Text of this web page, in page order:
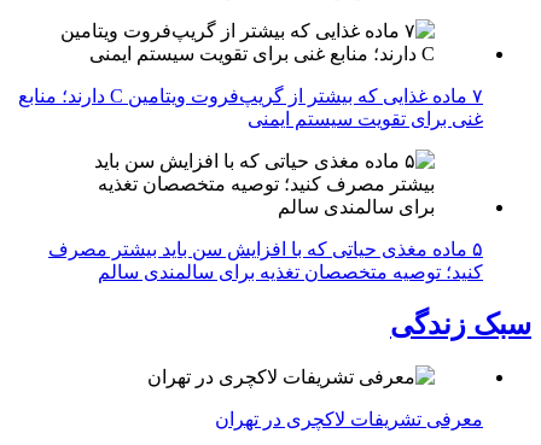
۷ ماده غذایی که بیشتر از گریپ‌فروت ویتامین C دارند؛ منابع
غنی برای تقویت سیستم ایمنی
۵ ماده مغذی حیاتی که با افزایش سن باید بیشتر مصرف
کنید؛ توصیه متخصصان تغذیه برای سالمندی سالم
سبک زندگی
معرفی تشریفات لاکچری در تهران